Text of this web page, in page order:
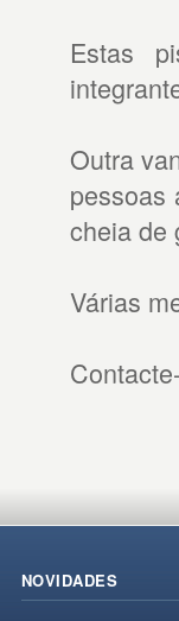
Estas
Outra
pessoas
cheia de
Várias
NOVIDADES